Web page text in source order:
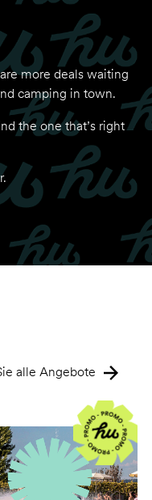
more deals waiting
camping in town.
the one that’s right
alle Angebote